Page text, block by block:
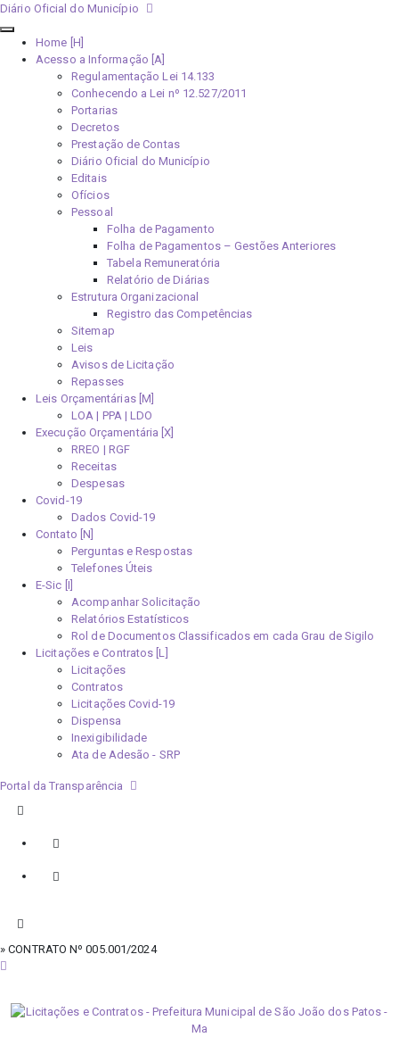
Diário Oficial do Município
Home [H]
Acesso a Informação [A]
Regulamentação Lei 14.133
Conhecendo a Lei nº 12.527/2011
Portarias
Decretos
Prestação de Contas
Diário Oficial do Município
Editais
Ofícios
Pessoal
Folha de Pagamento
Folha de Pagamentos – Gestões Anteriores
Tabela Remuneratória
Relatório de Diárias
Estrutura Organizacional
Registro das Competências
Sitemap
Leis
Avisos de Licitação
Repasses
Leis Orçamentárias [M]
LOA | PPA | LDO
Execução Orçamentária [X]
RREO | RGF
Receitas
Despesas
Covid-19
Dados Covid-19
Contato [N]
Perguntas e Respostas
Telefones Úteis
E-Sic [I]
Acompanhar Solicitação
Relatórios Estatísticos
Rol de Documentos Classificados em cada Grau de Sigilo
Licitações e Contratos [L]
Licitações
Contratos
Licitações Covid-19
Dispensa
Inexigibilidade
Ata de Adesão - SRP
Portal da Transparência
» CONTRATO Nº 005.001/2024